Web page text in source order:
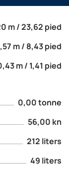
m / 23,62 pied
m / 8,43 pied
m / 1,41 pied
0,00 tonne
56,00 kn
212 liters
49 liters